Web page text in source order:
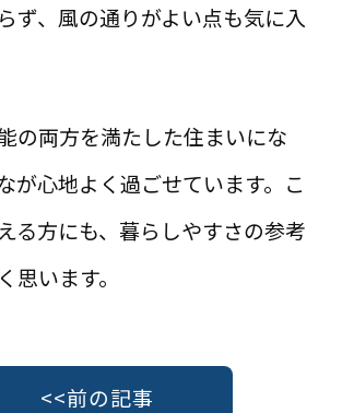
ず、風の通りがよい点も気に入
の両方を満たした住まいにな
が心地よく過ごせています。こ
る方にも、暮らしやすさの参考
思います。
<<前の記事